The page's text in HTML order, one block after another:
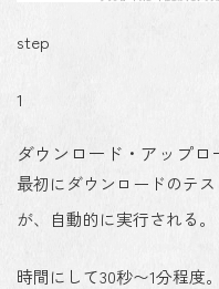
step
1
ダウンロード・アップ
最初にダウンロードのテ
が、自動的に実行される。
時間にして30秒〜1分程度